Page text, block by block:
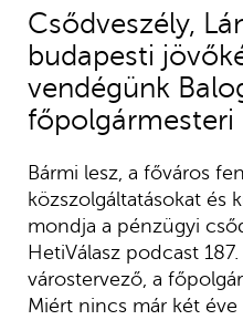
Csődveszély,
budapesti
vendégünk
Bármi lesz, a főváros
közszolgáltatásokat és
mondja a pénzügyi
HetiVálasz podcast
várostervező, a
Miért nincs már két